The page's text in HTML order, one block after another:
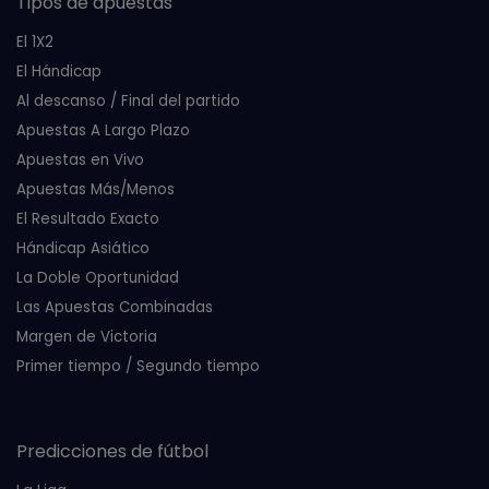
El 1X2
El Hándicap
Al descanso / Final del partido
Apuestas A Largo Plazo
Apuestas en Vivo
Apuestas Más/Menos
El Resultado Exacto
Hándicap Asiático
La Doble Oportunidad
Las Apuestas Combinadas
Margen de Victoria
Primer tiempo / Segundo tiempo
Predicciones de fútbol